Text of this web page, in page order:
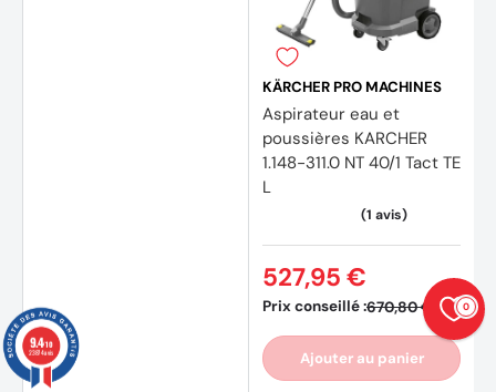
KÄRCHER PRO MACHINES
Aspirateur eau et
poussières KARCHER
1.148-311.0 NT 40/1 Tact TE
L
Prix conseillé :670,80 €
527,95 €
Ajouter au panier
0
9.4/10
23874 avis